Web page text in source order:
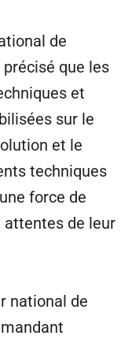
de
que les
et
sur le
et le
techniques
force de
attentes de leur
national de